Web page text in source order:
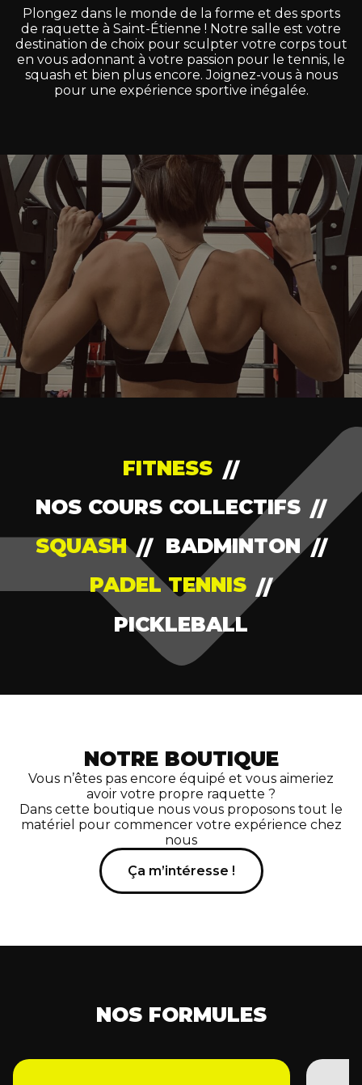
Plongez dans le monde de la forme et des sports
de raquette à Saint-Étienne ! Notre salle est votre
destination de choix pour sculpter votre corps tout
en vous adonnant à votre passion pour le tennis, le
squash et bien plus encore. Joignez-vous à nous
pour une expérience sportive inégalée.
FITNESS
NOS COURS COLLECTIFS
SQUASH
BADMINTON
PADEL TENNIS
PICKLEBALL
NOTRE BOUTIQUE
Vous n’êtes pas encore équipé et vous aimeriez
avoir votre propre raquette ?
Dans cette boutique nous vous proposons tout le
matériel pour commencer votre expérience chez
nous
Ça m’intéresse !
NOS FORMULES